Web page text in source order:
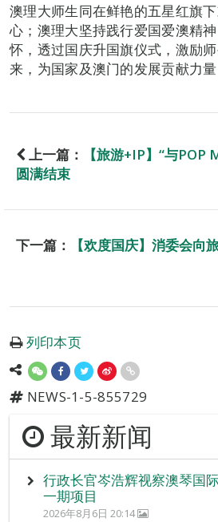
澳理大师生同在鲜艳的五星红旗
心；澳理大坚持践行爱国爱澳精
怀，透过国庆升国旗仪式，激励
来，为国家及澳门的发展贡献力量
上一篇：
【旅游+IP】“与POP
圆满结束
下一篇：
【欢度国庆】消委会向
列印本页
NEWS-1-5-855729
最新新闻
行政长官岑浩辉视察澳琴国
一期项目
2026年8月6日 20:14